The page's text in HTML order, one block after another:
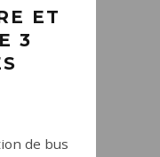
ET
3
de bus